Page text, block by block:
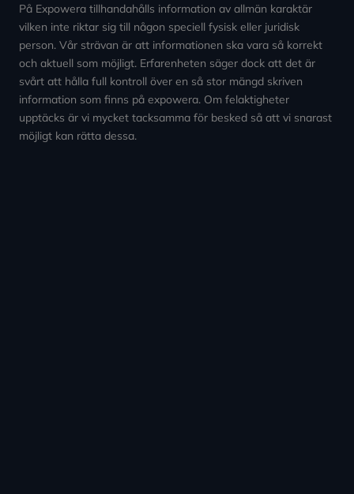
På Expowera tillhandahålls information av allmän karaktär
vilken inte riktar sig till någon speciell fysisk eller juridisk
person. Vår strävan är att informationen ska vara så korrekt
och aktuell som möjligt. Erfarenheten säger dock att det är
svårt att hålla full kontroll över en så stor mängd skriven
information som finns på expowera. Om felaktigheter
upptäcks är vi mycket tacksamma för besked så att vi snarast
möjligt kan rätta dessa.